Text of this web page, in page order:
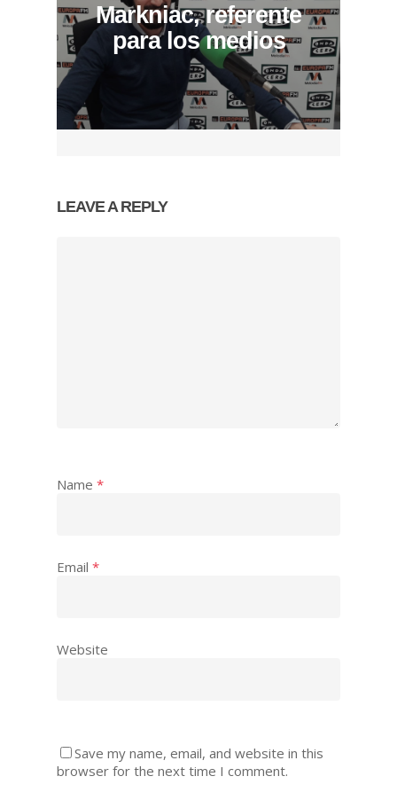
Markniac, referente
para los medios
LEAVE A REPLY
Name *
Email *
Website
Save my name, email, and website in this
browser for the next time I comment.